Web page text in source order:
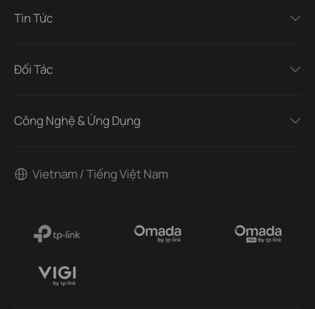
Tin Tức
Đối Tác
Công Nghệ & Ứng Dụng
Vietnam / Tiếng Việt Nam